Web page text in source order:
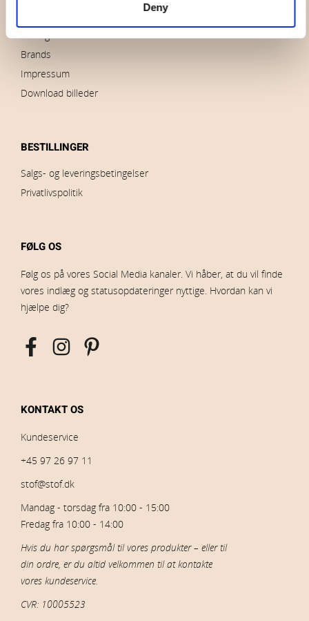
Deny
Udsalg
Brands
Impressum
Download billeder
BESTILLINGER
Salgs- og leveringsbetingelser
Privatlivspolitik
FØLG OS
Følg os på vores Social Media kanaler. Vi håber, at du vil finde
vores indlæg og statusopdateringer nyttige. Hvordan kan vi
hjælpe dig?
KONTAKT OS
Kundeservice
+45 97 26 97 11
stof@stof.dk
Mandag - torsdag fra 10:00 - 15:00
Fredag fra 10:00 - 14:00
Hvis du har spørgsmål til vores produkter – eller til
din ordre, er du altid velkommen til at kontakte
vores kundeservice.
CVR: 10005523